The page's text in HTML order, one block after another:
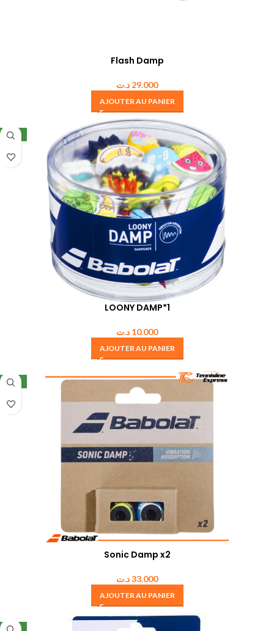
Flash Damp
29.000 د.ت
AJOUTER AU PANIER
NEW
LOONY DAMP*1
10.000 د.ت
AJOUTER AU PANIER
NEW
Sonic Damp x2
33.000د.ت
AJOUTER AU PANIER
NEW